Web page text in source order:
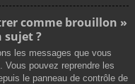
comme brouillon »
sujet ?
les messages que vous
Vous pouvez reprendre les
le panneau de contrôle de